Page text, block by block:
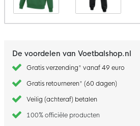
De voordelen van Voetbalshop.nl
Gratis verzending* vanaf 49 euro
Gratis retourneren* (60 dagen)
Veilig (achteraf) betalen
100% officiële producten